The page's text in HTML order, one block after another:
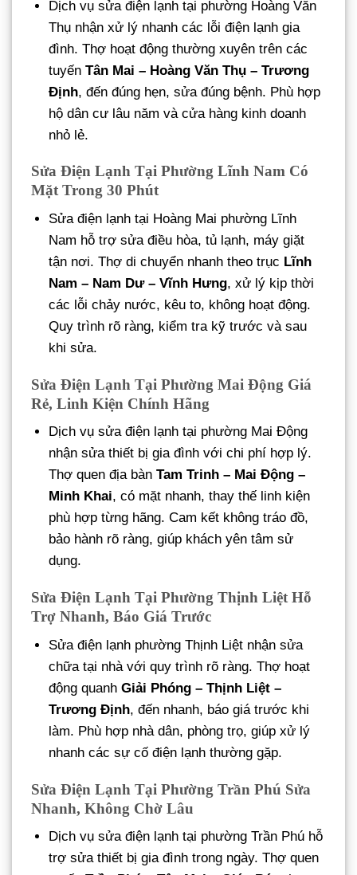
Dịch vụ sửa điện lạnh tại phường Hoàng Văn
Thụ nhận xử lý nhanh các lỗi điện lạnh gia
đình. Thợ hoạt động thường xuyên trên các
tuyếnTân Mai – Hoàng Văn Thụ – Trương
Định, đến đúng hẹn, sửa đúng bệnh. Phù hợp
hộ dân cư lâu năm và cửa hàng kinh doanh
nhỏ lẻ.
Sửa Điện Lạnh Tại Phường Lĩnh Nam Có
Mặt Trong 30 Phút
Sửa điện lạnh tại Hoàng Mai phường Lĩnh
Nam hỗ trợ sửa điều hòa, tủ lạnh, máy giặt
tận nơi. Thợ di chuyển nhanh theo trục Lĩnh
Nam – Nam Dư – Vĩnh Hưng, xử lý kịp thời
các lỗi chảy nước, kêu to, không hoạt động.
Quy trình rõ ràng, kiểm tra kỹ trước và sau
khi sửa.
Sửa Điện Lạnh Tại Phường Mai Động Giá
Rẻ, Linh Kiện Chính Hãng
Dịch vụ sửa điện lạnh tại phường Mai Động
nhận sửa thiết bị gia đình với chi phí hợp lý.
Thợ quen địa bànTam Trinh – Mai Động –
Minh Khai, có mặt nhanh, thay thế linh kiện
phù hợp từng hãng. Cam kết không tráo đồ,
bảo hành rõ ràng, giúp khách yên tâm sử
dụng.
Sửa Điện Lạnh Tại Phường Thịnh Liệt Hỗ
Trợ Nhanh, Báo Giá Trước
Sửa điện lạnh phường Thịnh Liệt nhận sửa
chữa tại nhà với quy trình rõ ràng. Thợ hoạt
động quanhGiải Phóng – Thịnh Liệt –
Trương Định, đến nhanh, báo giá trước khi
làm. Phù hợp nhà dân, phòng trọ, giúp xử lý
nhanh các sự cố điện lạnh thường gặp.
Sửa Điện Lạnh Tại Phường Trần Phú Sửa
Nhanh, Không Chờ Lâu
Dịch vụ sửa điện lạnh tại phường Trần Phú hỗ
trợ sửa thiết bị gia đình trong ngày. Thợ quen